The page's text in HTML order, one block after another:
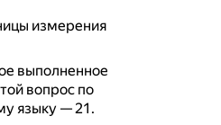
измерения
выполненное
вопрос по
языку — 21.